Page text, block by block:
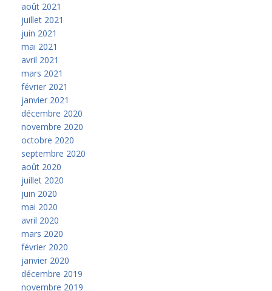
août 2021
juillet 2021
juin 2021
mai 2021
avril 2021
mars 2021
février 2021
janvier 2021
décembre 2020
novembre 2020
octobre 2020
septembre 2020
août 2020
juillet 2020
juin 2020
mai 2020
avril 2020
mars 2020
février 2020
janvier 2020
décembre 2019
novembre 2019